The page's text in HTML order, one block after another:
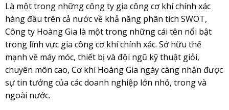
Là một trong những công ty gia công cơ khí chính xác
hàng đầu trên cả nước về khả năng phân tích SWOT,
Công ty Hoàng Gia là một trong những cái tên nổi bật
trong lĩnh vực gia công cơ khí chính xác. Sở hữu thế
mạnh về máy móc, thiết bị và đội ngũ kỹ thuật giỏi,
chuyên môn cao, Cơ khí Hoàng Gia ngày càng nhận được
sự tin tưởng của các doanh nghiệp lớn nhỏ, trong và
ngoài nước.